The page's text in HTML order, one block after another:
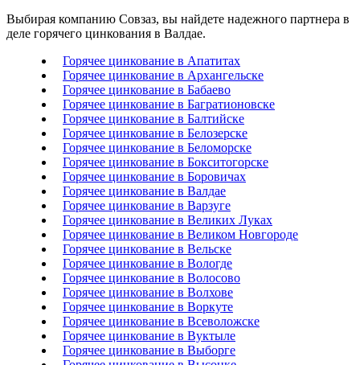
Выбирая компанию Совзаз, вы найдете надежного партнера в
деле горячего цинкования в Валдае.
Горячее цинкование в Апатитах
Горячее цинкование в Архангельске
Горячее цинкование в Бабаево
Горячее цинкование в Багратионовске
Горячее цинкование в Балтийске
Горячее цинкование в Белозерске
Горячее цинкование в Беломорске
Горячее цинкование в Бокситогорске
Горячее цинкование в Боровичах
Горячее цинкование в Валдае
Горячее цинкование в Варзуге
Горячее цинкование в Великих Луках
Горячее цинкование в Великом Новгороде
Горячее цинкование в Вельске
Горячее цинкование в Вологде
Горячее цинкование в Волосово
Горячее цинкование в Волхове
Горячее цинкование в Воркуте
Горячее цинкование в Всеволожске
Горячее цинкование в Вуктыле
Горячее цинкование в Выборге